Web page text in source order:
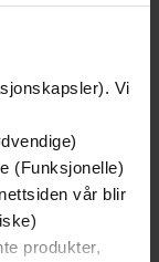
Vi
(Funksjonelle)
vår blir
produkter,
349,-